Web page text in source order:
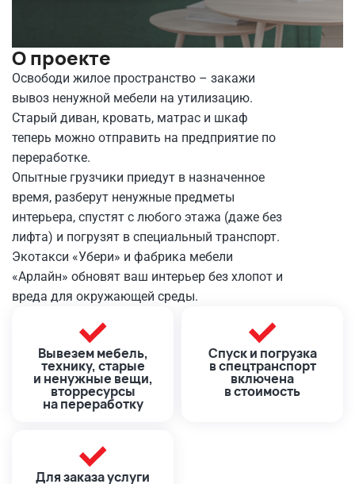
О проекте
Освободи жилое пространство – закажи
вывоз ненужной мебели на утилизацию.
Старый диван, кровать, матрас и шкаф
теперь можно отправить на предприятие по
переработке.
Опытные грузчики приедут в назначенное
время, разберут ненужные предметы
интерьера, спустят с любого этажа (даже без
лифта) и погрузят в специальный транспорт.
Экотакси «Убери» и фабрика мебели
«Арлайн» обновят ваш интерьер без хлопот и
вреда для окружающей среды.
Вывезем мебель,
технику, старые
и ненужные вещи,
вторресурсы
на переработку
Спуск и погрузка
в спецтранспорт
включена
в стоимость
Для заказа услуги